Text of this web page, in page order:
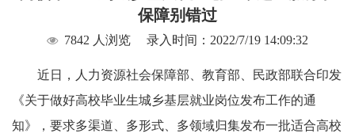
保障别错过
7842 人浏览 录入时间：2022/7/19 14:09:32
近日，人力资源社会保障部、教育部、民政部联合印发
《关于做好高校毕业生城乡基层就业岗位发布工作的通
知》，要求多渠道、多形式、多领域归集发布一批适合高校